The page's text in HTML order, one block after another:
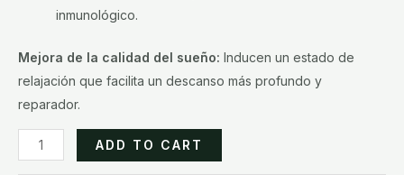
inmunológico.
Mejora de la calidad del sueño: Inducen un estado de
relajación que facilita un descanso más profundo y
reparador.
Masajes
en
ADD TO CART